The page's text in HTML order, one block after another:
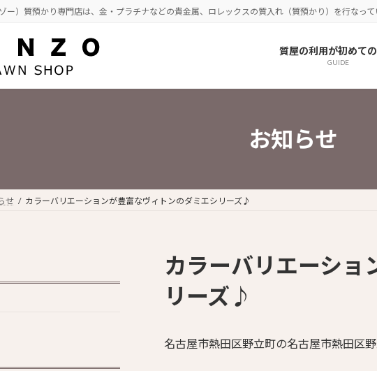
ー）質預かり専門店は、金・プラチナなどの貴金属、ロレックスの質入れ（質預かり）を行なって
質屋の利用が初めて
GUIDE
お知らせ
せ カラーバリエーションが豊富なヴィトンのダミエシリーズ♪
カラーバリエーショ
リーズ♪
名古屋市熱田区野立町の名古屋市熱田区